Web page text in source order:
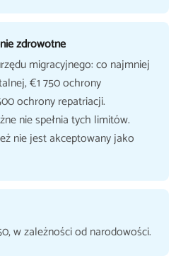
zdrowotne
migracyjnego: co najmniej
€1 750 ochrony
ochrony repatriacji.
nie spełnia tych limitów.
nie jest akceptowany jako
w zależności od narodowości.